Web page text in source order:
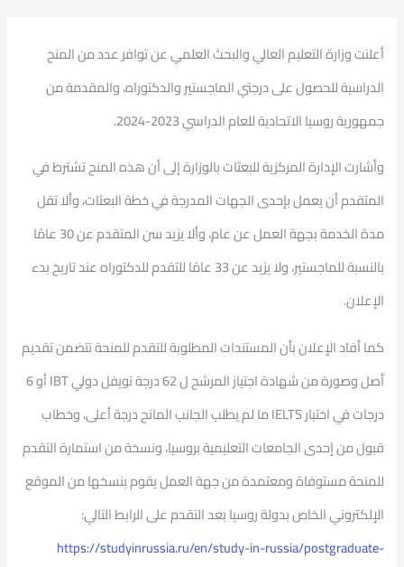
أعلنت وزارة التعليم العالي والبحث العلمي عن توافر عدد من المنح
الدراسية للحصول على درجتي الماجستير والدكتوراه، والمقدمة من
جمهورية روسيا الاتحادية للعام الدراسي 2023-2024.
وأشارت الإدارة المركزية للبعثات بالوزارة إلى أن هذه المنح تشترط في
المتقدم أن يعمل بإحدى الجهات المدرجة في خطة البعثات، وألا تقل
مدة الخدمة بجهة العمل عن عام، وألا يزيد سن المتقدم عن 30 عامًا
بالنسبة للماجستير، ولا يزيد عن 33 عامًا للتقدم للدكتوراه عند تاريخ بدء
الإعلان.
كما أفاد الإعلان بأن المستندات المطلوبة للتقدم للمنحة تتضمن تقديم
أصل وصورة من شهادة اجتياز المرشح ل 62 درجة تويفل دولي IBT أو 6
درجات في اختبار IELTS ما لم يطلب الجانب المانح درجة أعلى، وخطاب
قبول من إحدى الجامعات التعليمية بروسيا، ونسخة من استمارة التقدم
للمنحة مستوفاة ومعتمدة من جهة العمل يقوم بنسخها من الموقع
الإلكتروني الخاص بدولة روسيا بعد التقدم على الرابط التالي:
https://studyinrussia.ru/en/study-in-russia/postgraduate-